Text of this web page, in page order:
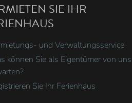
SIE IHR
und Verwaltungsservice
können Sie als Eigentümer von uns
Sie Ihr Ferienhaus